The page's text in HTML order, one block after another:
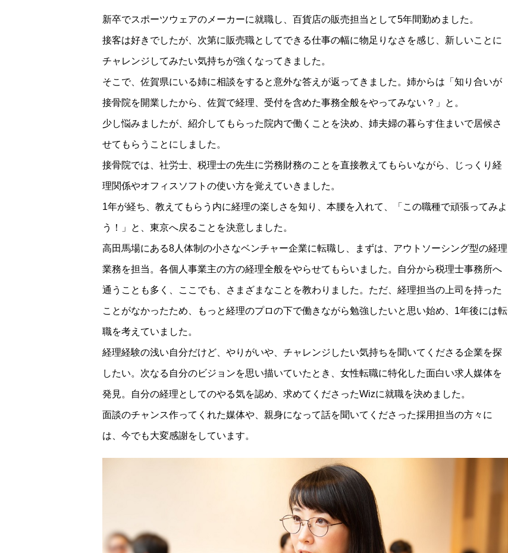
新卒でスポーツウェアのメーカーに就職し、百貨店の販売担当として5年間勤めました。
接客は好きでしたが、次第に販売職としてできる仕事の幅に物足りなさを感じ、新しいことに
チャレンジしてみたい気持ちが強くなってきました。
そこで、佐賀県にいる姉に相談をすると意外な答えが返ってきました。姉からは「知り合いが
接骨院を開業したから、佐賀で経理、受付を含めた事務全般をやってみない？」と。
少し悩みましたが、紹介してもらった院内で働くことを決め、姉夫婦の暮らす住まいで居候さ
せてもらうことにしました。
接骨院では、社労士、税理士の先生に労務財務のことを直接教えてもらいながら、じっくり経
理関係やオフィスソフトの使い方を覚えていきました。
1年が経ち、教えてもらう内に経理の楽しさを知り、本腰を入れて、「この職種で頑張ってみよ
う！」と、東京へ戻ることを決意しました。
高田馬場にある8人体制の小さなベンチャー企業に転職し、まずは、アウトソーシング型の経理
業務を担当。各個人事業主の方の経理全般をやらせてもらいました。自分から税理士事務所へ
通うことも多く、ここでも、さまざまなことを教わりました。ただ、経理担当の上司を持った
ことがなかったため、もっと経理のプロの下で働きながら勉強したいと思い始め、1年後には転
職を考えていました。
経理経験の浅い自分だけど、やりがいや、チャレンジしたい気持ちを聞いてくださる企業を探
したい。次なる自分のビジョンを思い描いていたとき、女性転職に特化した面白い求人媒体を
発見。自分の経理としてのやる気を認め、求めてくださったWizに就職を決めました。
面談のチャンス作ってくれた媒体や、親身になって話を聞いてくださった採用担当の方々に
は、今でも大変感謝をしています。